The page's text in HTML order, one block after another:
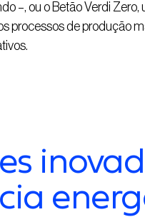
–, ou o Betão Verdi
processos de produção